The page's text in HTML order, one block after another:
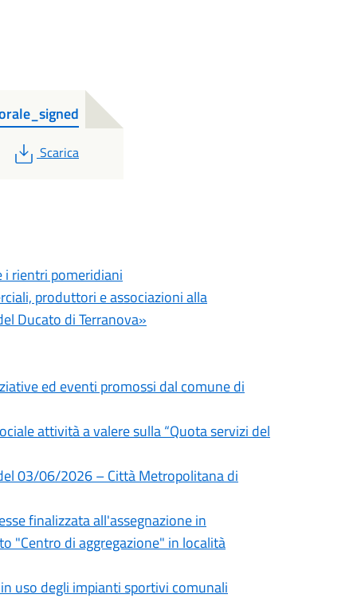
PDF
Scarica
rientri pomeridiani
produttori e associazioni alla
Ducato di Terranova»
ed eventi promossi dal comune di
attività a valere sulla “Quota servizi del
03/06/2026 – Città Metropolitana di
finalizzata all'assegnazione in
"Centro di aggregazione" in località
uso degli impianti sportivi comunali